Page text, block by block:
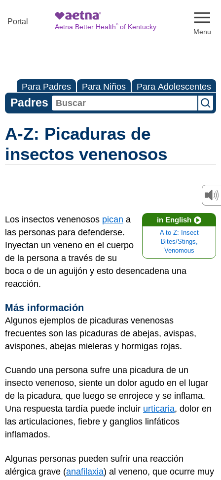
Portal
Aetna Better Health®of Kentucky
Para Padres Para Niños Para Adolescentes
Padres
A-Z: Picaduras de
insectos venenosos
in English
A to Z: Insect
Bites/Stings,
Venomous
Los insectos venenosos pican a
las personas para defenderse.
Inyectan un veneno en el cuerpo
de la persona a través de su
boca o de un aguijón y esto desencadena una
reacción.
Más información
Algunos ejemplos de picaduras venenosas
frecuentes son las picaduras de abejas, avispas,
avispones, abejas mieleras y hormigas rojas.
Cuando una persona sufre una picadura de un
insecto venenoso, siente un dolor agudo en el lugar
de la picadura, que luego se enrojece y se inflama.
Una respuesta tardía puede incluir urticaria, dolor en
las articulaciones, fiebre y ganglios linfáticos
inflamados.
Algunas personas pueden sufrir una reacción
alérgica grave (anafilaxia) al veneno, que ocurre muy